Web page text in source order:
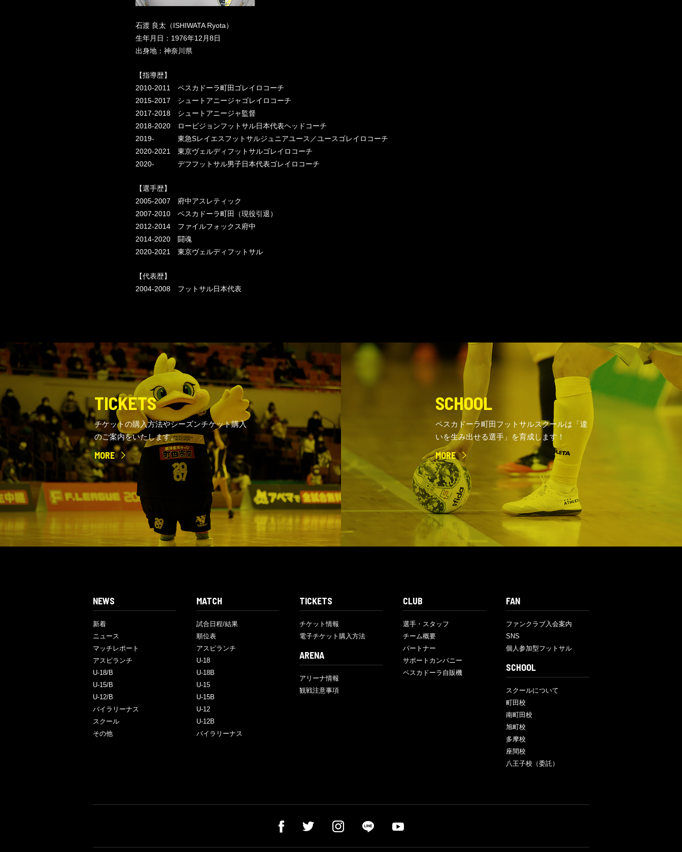
石渡 良太（ISHIWATA Ryota）
生年月日：1976年12月8日
出身地：神奈川県
【指導歴】
2010-2011 ペスカドーラ町田ゴレイロコーチ
2015-2017 シュートアニージャゴレイロコーチ
2017-2018 シュートアニージャ監督
2018-2020 ロービジョンフットサル日本代表ヘッドコーチ
2019- 東急Sレイエスフットサルジュニアユース／ユースゴレイロコーチ
2020-2021 東京ヴェルディフットサルゴレイロコーチ
2020- デフフットサル男子日本代表ゴレイロコーチ
【選手歴】
2005-2007 府中アスレティック
2007-2010 ペスカドーラ町田（現役引退）
2012-2014 ファイルフォックス府中
2014-2020 闘魂
2020-2021 東京ヴェルディフットサル
【代表歴】
2004-2008 フットサル日本代表
TICKETS
チケットの購入方法やシーズンチケット購入
のご案内をいたします。
MORE
SCHOOL
ペスカドーラ町田フットサルスクールは「違
いを生み出せる選手」を育成します！
MORE
NEWS
新着
ニュース
マッチレポート
アスピランチ
U-18/B
U-15/B
U-12/B
バイラリーナス
スクール
その他
MATCH
試合日程/結果
順位表
アスピランチ
U-18
U-18B
U-15
U-15B
U-12
U-12B
バイラリーナス
TICKETS
チケット情報
電子チケット購入方法
ARENA
アリーナ情報
観戦注意事項
CLUB
選手・スタッフ
チーム概要
パートナー
サポートカンパニー
ペスカドーラ自販機
FAN
ファンクラブ入会案内
SNS
個人参加型フットサル
SCHOOL
スクールについて
町田校
南町田校
旭町校
多摩校
座間校
八王子校（委託）